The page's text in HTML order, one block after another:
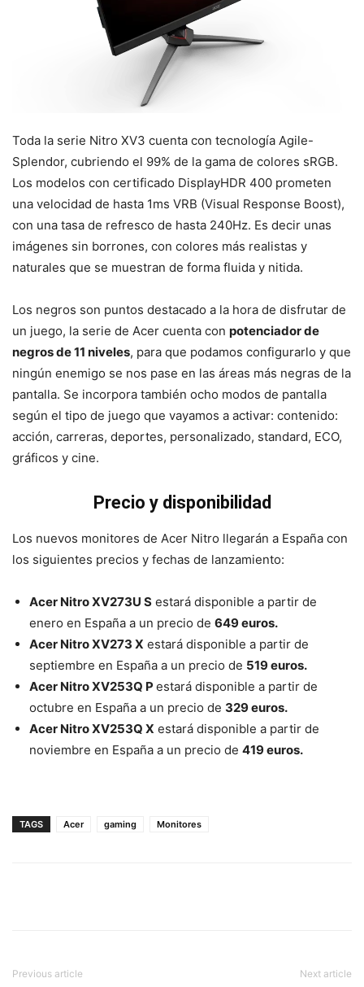
Toda la serie Nitro XV3 cuenta con tecnología Agile-
Splendor, cubriendo el 99% de la gama de colores sRGB.
Los modelos con certificado DisplayHDR 400 prometen
una velocidad de hasta 1ms VRB (Visual Response Boost),
con una tasa de refresco de hasta 240Hz. Es decir unas
imágenes sin borrones, con colores más realistas y
naturales que se muestran de forma fluida y nitida.
Los negros son puntos destacado a la hora de disfrutar de
un juego, la serie de Acer cuenta con potenciador de
negros de 11 niveles, para que podamos configurarlo y que
ningún enemigo se nos pase en las áreas más negras de la
pantalla. Se incorpora también ocho modos de pantalla
según el tipo de juego que vayamos a activar: contenido:
acción, carreras, deportes, personalizado, standard, ECO,
gráficos y cine.
Precio y disponibilidad
Los nuevos monitores de Acer Nitro llegarán a España con
los siguientes precios y fechas de lanzamiento:
Acer Nitro XV273U S estará disponible a partir de
enero en España a un precio de 649 euros.
Acer Nitro XV273 X estará disponible a partir de
septiembre en España a un precio de 519 euros.
Acer Nitro XV253Q P estará disponible a partir de
octubre en España a un precio de 329 euros.
Acer Nitro XV253Q X estará disponible a partir de
noviembre en España a un precio de 419 euros.
TAGS Acer gaming Monitores
Previous article Next article